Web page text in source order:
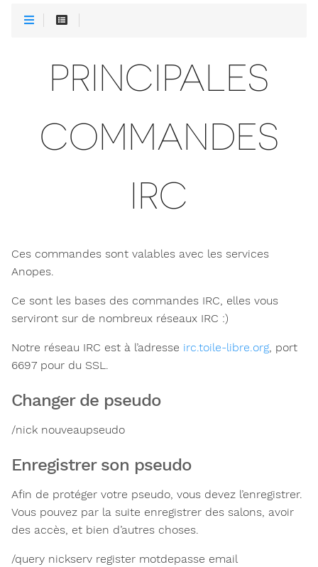
PRINCIPALES
COMMANDES
IRC
Ces commandes sont valables avec les services
Anopes.
Ce sont les bases des commandes IRC, elles vous
serviront sur de nombreux réseaux IRC :)
Notre réseau IRC est à l’adresse irc.toile-libre.org, port
6697 pour du SSL.
Changer de pseudo
/nick nouveaupseudo
Enregistrer son pseudo
Afin de protéger votre pseudo, vous devez l’enregistrer.
Vous pouvez par la suite enregistrer des salons, avoir
des accès, et bien d’autres choses.
/query nickserv register motdepasse email